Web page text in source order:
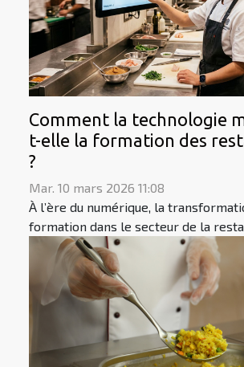
Comment la technologie
t-elle la formation des
?
Mar. 10 mars 2026 11:08
À l’ère du numérique, la
formation dans le secteur de la